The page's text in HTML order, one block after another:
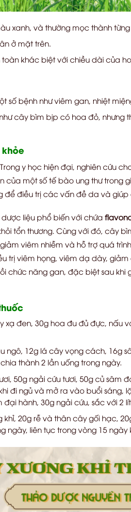
xanh, và thường mọc thành từng
ở mặt trên.
khác biệt với chiều dài của
bệnh như viêm gan, nhiệt
cây bìm bịp có hoa đỏ, nhưng
y học hiện đại, nghiên cứu
của một số tế bào ung thư trong
điều trị các vấn đề da và giúp
liệu phổ biến với chứa
tổn thương. Cùng với đó, cây
viêm nhiễm và hỗ trợ quá
trị viêm họng, viêm dạ dày,
chức năng gan, đặc biệt sau khi
xạ đen, 30g hoa đu đủ đực, nấu
ngô, 12g lá cây vọng cách, 16g
thành 2 lần uống trong ngày.
50g ngải cứu tươi, 50g củ sâm
đi ngủ và mở ra vào buổi sáng,
hành, 30g ngải cứu, sắc với 2
khỉ, 20g rễ và thân cây gối hạc,
liên tục trong vòng 15 ngày